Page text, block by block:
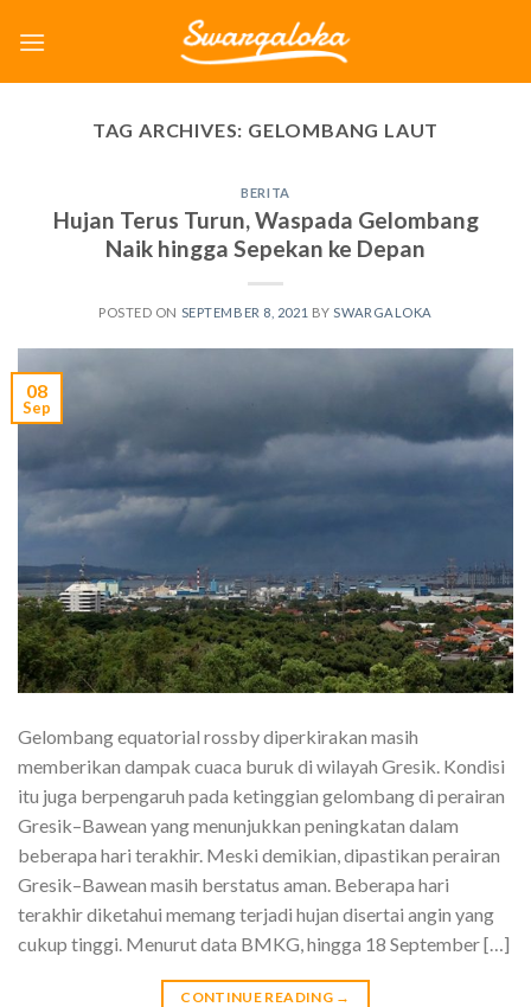
TAG ARCHIVES: GELOMBANG LAUT
BERITA
Hujan Terus Turun, Waspada Gelombang
Naik hingga Sepekan ke Depan
POSTED ON SEPTEMBER 8, 2021 BY SWARGALOKA
08
Sep
Gelombang equatorial rossby diperkirakan masih
memberikan dampak cuaca buruk di wilayah Gresik. Kondisi
itu juga berpengaruh pada ketinggian gelombang di perairan
Gresik–Bawean yang menunjukkan peningkatan dalam
beberapa hari terakhir. Meski demikian, dipastikan perairan
Gresik–Bawean masih berstatus aman. Beberapa hari
terakhir diketahui memang terjadi hujan disertai angin yang
cukup tinggi. Menurut data BMKG, hingga 18 September […]
CONTINUE READING →